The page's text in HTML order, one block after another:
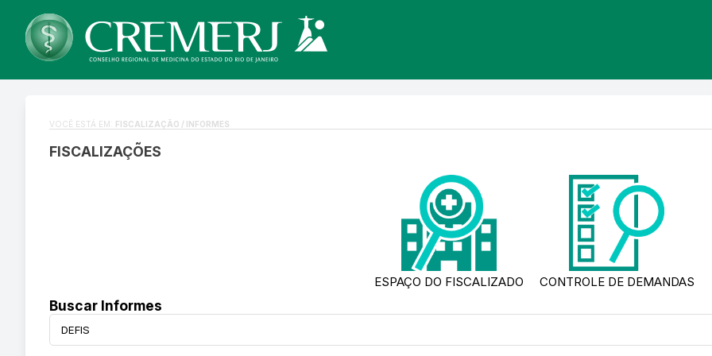
VOCÊ ESTÁ EM: FISCALIZAÇÃO / INFORMES
FISCALIZAÇÕES
ESPAÇO DO FISCALIZADO CONTROLE DE DEMANDAS
Buscar Informes